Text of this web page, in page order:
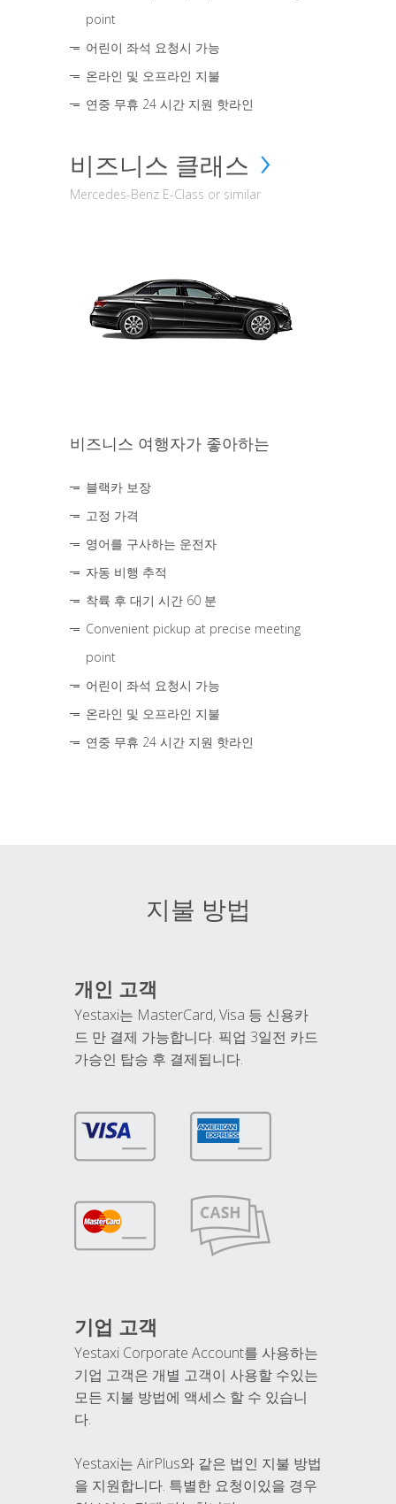
point
어린이 좌석 요청시 가능
온라인 및 오프라인 지불
연중 무휴 24 시간 지원 핫라인
비즈니스 클래스
Mercedes-Benz E-Class or similar
비즈니스 여행자가 좋아하는
블랙카 보장
고정 가격
영어를 구사하는 운전자
자동 비행 추적
착륙 후 대기 시간 60 분
Convenient pickup at precise meeting
point
어린이 좌석 요청시 가능
온라인 및 오프라인 지불
연중 무휴 24 시간 지원 핫라인
지불 방법
개인 고객
Yestaxi는 MasterCard, Visa 등 신용카
드 만 결제 가능합니다. 픽업 3일전 카드
가승인 탑승 후 결제됩니다.
기업 고객
Yestaxi Corporate Account를 사용하는
기업 고객은 개별 고객이 사용할 수있는
모든 지불 방법에 액세스 할 수 있습니
다.
Yestaxi는 AirPlus와 같은 법인 지불 방법
을 지원합니다. 특별한 요청이있을 경우